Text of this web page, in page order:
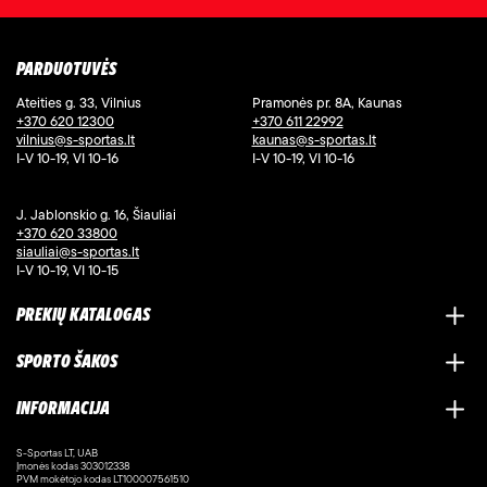
PARDUOTUVĖS
Ateities g. 33, Vilnius
+370 620 12300
vilnius@s-sportas.lt
I-V 10-19, VI 10-16
Pramonės pr. 8A, Kaunas
+370 611 22992
kaunas@s-sportas.lt
I-V 10-19, VI 10-16
J. Jablonskio g. 16, Šiauliai
+370 620 33800
siauliai@s-sportas.lt
I-V 10-19, VI 10-15
PREKIŲ KATALOGAS
SPORTO ŠAKOS
INFORMACIJA
S-Sportas LT, UAB
Įmonės kodas 303012338
PVM mokėtojo kodas LT100007561510